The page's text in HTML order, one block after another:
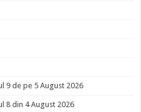
9 de pe 5 August 2026
8 din 4 August 2026